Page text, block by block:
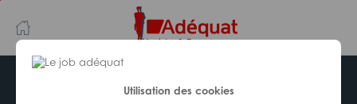
Utilisation des cookies
au
contenu
principal
navigation
Offre indisponible